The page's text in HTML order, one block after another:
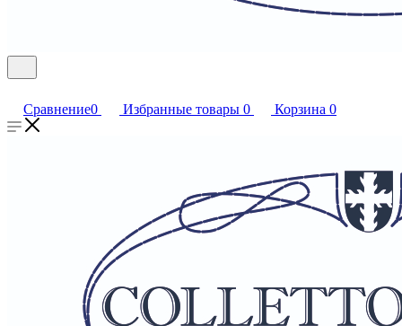
Сравнение0 Избранные товары 0 Корзина 0